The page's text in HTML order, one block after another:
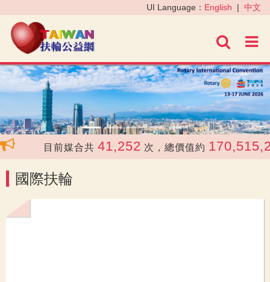
進階
UI Language： English | 中文
‹ ›
目前媒合共 41,252 次，總價值約
國際扶輪